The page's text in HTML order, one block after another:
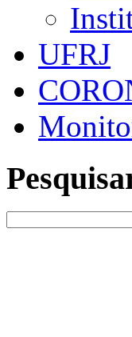
UFRJ